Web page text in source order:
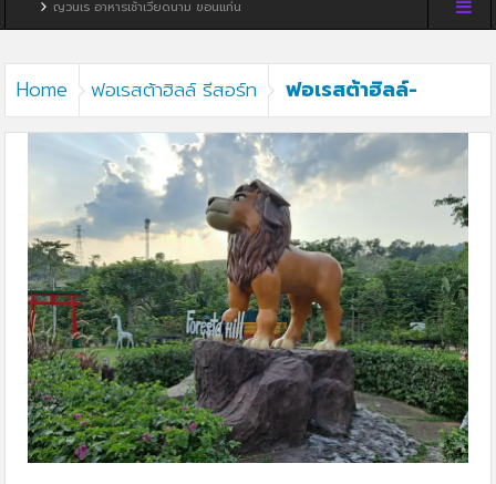
ญวนเร อาหารเช้าเวียดนาม ขอนแก่น
Home ฟอเรสต้าฮิลล์ รีสอร์ท
ฟอเรสต้าฮิลล์-
รีสอร์ท-01